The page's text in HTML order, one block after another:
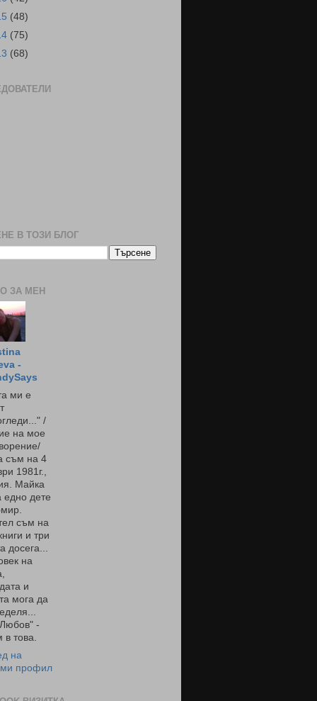
(48)
(75)
(68)
В ТОЗИ БЛОГ
ЗА МЕН
-
ми е
/
на мое
съм на 4
1981г.,
Майка
едно дете
съм на
и три
досега...
на
и
мога да
-
в това.
на
профил